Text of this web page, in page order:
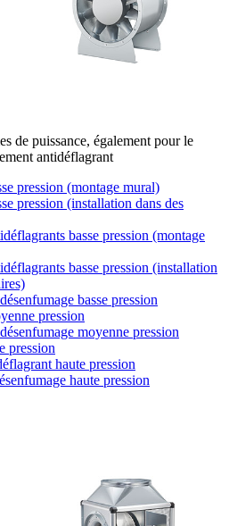
de puissance, également pour le
antidéflagrant
pression (montage mural)
pression (installation dans des
basse pression (montage
basse pression (installation
basse pression
pression
moyenne pression
pression
haute pression
haute pression